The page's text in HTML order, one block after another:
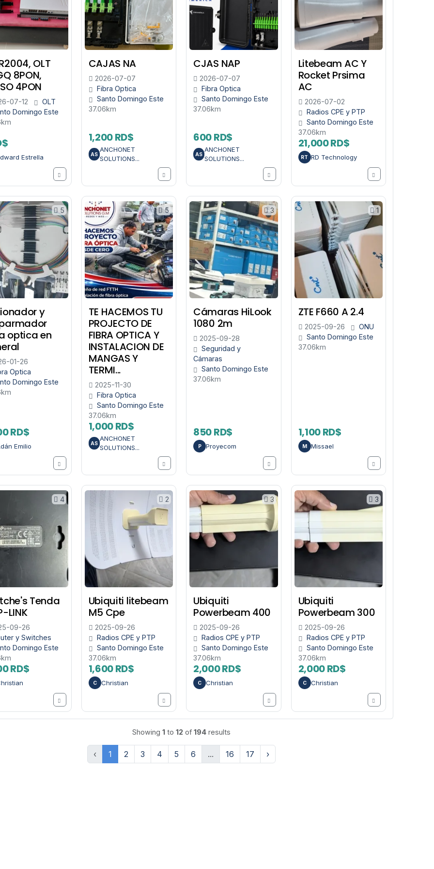
OLT
8PON,
4PON
07-12
OLT
Domingo Este
Estrella
CAJAS NA
2026-07-07
Fibra Optica
Santo Domingo Este
37.06km
1,200 RD$
AS
ANCHONET
SOLUTIONS...
CJAS NAP
2026-07-07
Fibra Optica
Santo Domingo Este
37.06km
600 RD$
AS
ANCHONET
SOLUTIONS...
Litebeam AC Y
Rocket Prsima
AC
2026-07-02
Radios CPE y PTP
Santo Domingo Este
37.06km
21,000 RD$
RT RD Technology
5
y
optica en
01-26
Optica
Domingo Este
RD$
Emilio
5
TE HACEMOS TU
PROJECTO DE
FIBRA OPTICA Y
INSTALACION DE
MANGAS Y
TERMI...
2025-11-30
Fibra Optica
Santo Domingo Este
37.06km
1,000 RD$
AS
ANCHONET
SOLUTIONS...
3
Cámaras HiLook
1080 2m
2025-09-28
Seguridad y
Cámaras
Santo Domingo Este
37.06km
850 RD$
P Proyecom
1
ZTE F660 A 2.4
2025-09-26
ONU
Santo Domingo Este
37.06km
1,100 RD$
M Missael
4
Tenda
LINK
09-26
y Switches
Domingo Este
RD$
2
Ubiquiti litebeam
M5 Cpe
2025-09-26
Radios CPE y PTP
Santo Domingo Este
37.06km
1,600 RD$
C Christian
3
Ubiquiti
Powerbeam 400
2025-09-26
Radios CPE y PTP
Santo Domingo Este
37.06km
2,000 RD$
C Christian
3
Ubiquiti
Powerbeam 300
2025-09-26
Radios CPE y PTP
Santo Domingo Este
37.06km
2,000 RD$
C Christian
Showing 1to 12 of 194results
‹ 1 2 3 4 5 6 ... 16 17 ›